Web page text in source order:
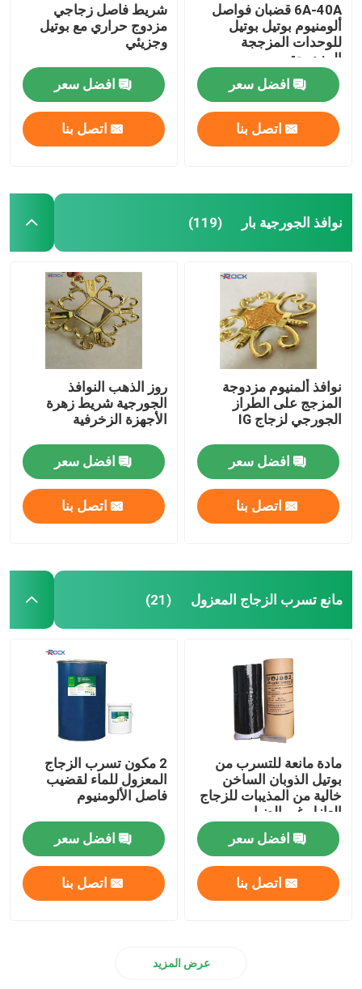
6A-40A قضبان فواصل
ألومنيوم بوتيل بوتيل
للوحدات المزججة
المزدوجة
افضل سعر
اتصل بنا
شريط فاصل زجاجي
مزدوج حراري مع بوتيل
وجزيئي
افضل سعر
اتصل بنا
نوافذ الجورجية بار (119)
نوافذ ألمنيوم مزدوجة
المزجج على الطراز
الجورجي لزجاج IG
افضل سعر
اتصل بنا
روز الذهب النوافذ
الجورجية شريط زهرة
الأجهزة الزخرفية
افضل سعر
اتصل بنا
مانع تسرب الزجاج المعزول (21)
مادة مانعة للتسرب من
بوتيل الذوبان الساخن
خالية من المذيبات للزجاج
العازل غير الضبابي
افضل سعر
اتصل بنا
2 مكون تسرب الزجاج
المعزول للماء لقضيب
فاصل الألومنيوم
افضل سعر
اتصل بنا
عرض المزيد